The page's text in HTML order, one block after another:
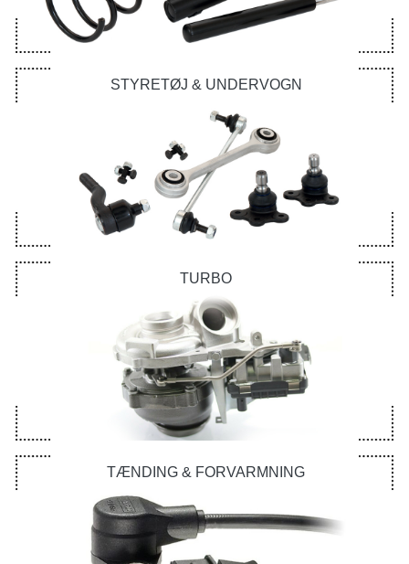
STYRETØJ & UNDERVOGN
TURBO
TÆNDING & FORVARMNING